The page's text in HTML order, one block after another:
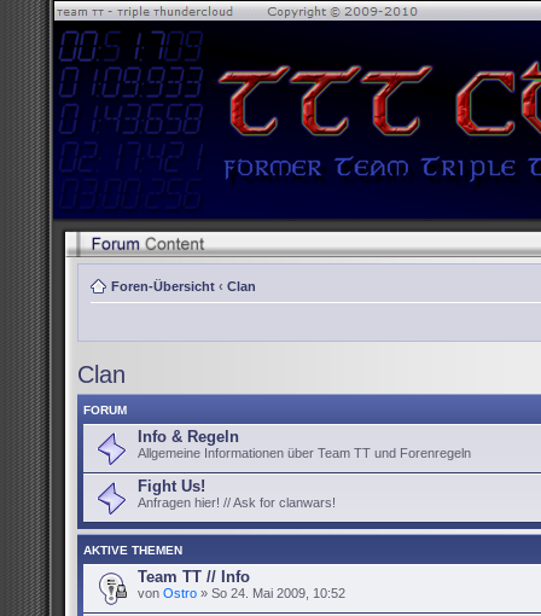
Foren-Übersicht ‹ Clan
Clan
FORUM
Info & Regeln
Allgemeine Informationen über Team TT und Forenregeln
Fight Us!
Anfragen hier! // Ask for clanwars!
AKTIVE THEMEN
Team TT // Info
von Ostro » So 24. Mai 2009, 10:52